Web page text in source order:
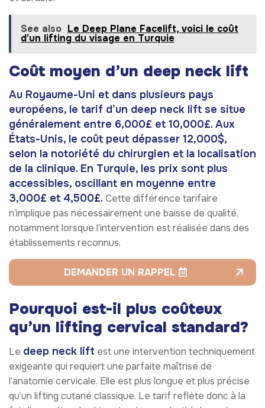
See also Le Deep Plane Facelift, voici le coût
d’un lifting du visage en Turquie
Coût moyen d’un deep neck lift
Au Royaume-Uni et dans plusieurs pays
européens, le tarif d’un deep neck lift se situe
généralement entre 6,000£ et 10,000£. Aux
États-Unis, le coût peut dépasser 12,000$,
selon la notoriété du chirurgien et la localisation
de la clinique. En Turquie, les prix sont plus
accessibles, oscillant en moyenne entre
3,000£ et 4,500£.Cette différence tarifaire
n’implique pas nécessairement une baisse de qualité,
notamment lorsque l’intervention est réalisée dans des
établissements reconnus.
DEMANDER UN RAPPEL
Pourquoi est-il plus coûteux
qu’un lifting cervical standard?
Le deep neck lift est une intervention techniquement
exigeante qui requiert une parfaite maîtrise de
l’anatomie cervicale. Elle est plus longue et plus précise
qu’un lifting cutané classique. Le tarif reflète donc à la